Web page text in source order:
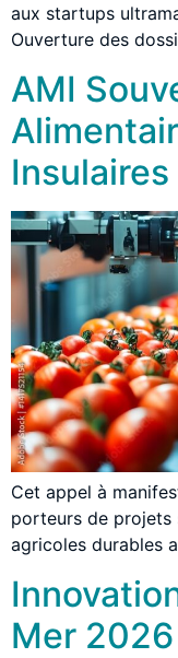
aux startups
Ouverture des
AMI
Insulaires
Cet appel à
porteurs de projets
agricoles durables
Mer 2026